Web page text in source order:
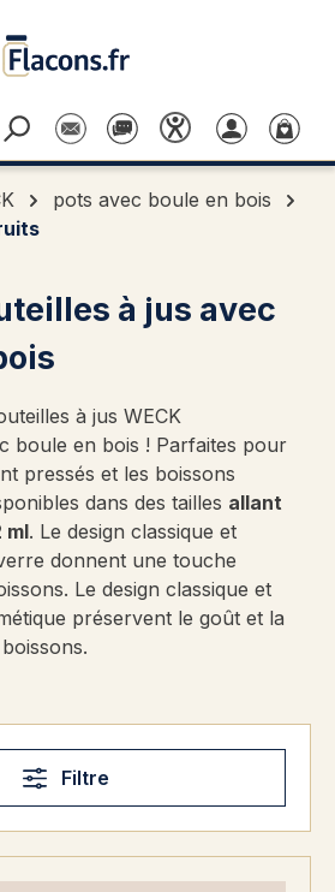
pots avec boule en bois
à jus avec
à jus WECK
boule en bois ! Parfaites pour
pressés et les boissons
dans des tailles allant
ml. Le design classique et
donnent une touche
Le design classique et
préservent le goût et la
Filtre